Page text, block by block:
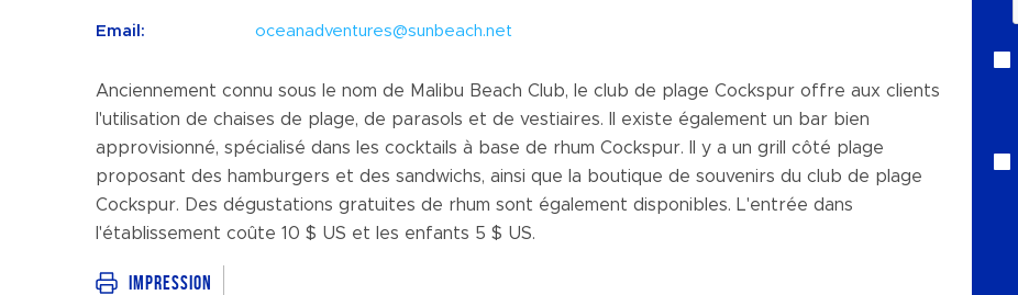
Email: oceanadventures@sunbeach.net
Anciennement connu sous le nom de Malibu Beach Club, le club de plage Cockspur offre aux clients
l'utilisation de chaises de plage, de parasols et de vestiaires. Il existe également un bar bien
approvisionné, spécialisé dans les cocktails à base de rhum Cockspur. Il y a un grill côté plage
proposant des hamburgers et des sandwichs, ainsi que la boutique de souvenirs du club de plage
Cockspur. Des dégustations gratuites de rhum sont également disponibles. L'entrée dans
l'établissement coûte 10 $ US et les enfants 5 $ US.
Impression